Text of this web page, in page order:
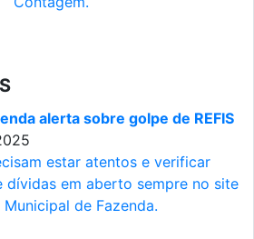
alerta sobre golpe de REFIS
estar atentos e verificar
dívidas em aberto sempre no site
de Fazenda.